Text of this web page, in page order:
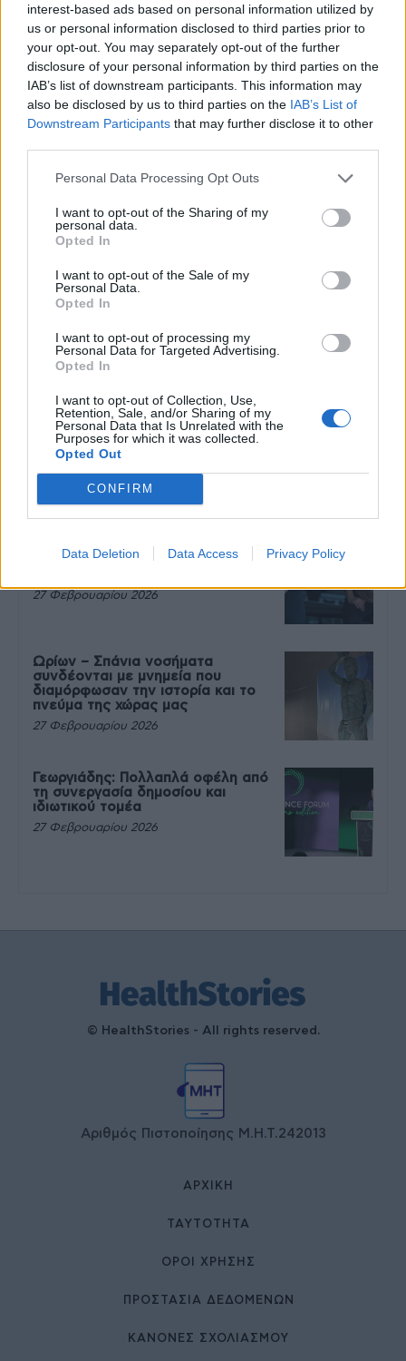
interest-based ads based on personal information utilized by
us or personal information disclosed to third parties prior to
your opt-out. You may separately opt-out of the further
disclosure of your personal information by third parties on the
IAB’s list of downstream participants. This information may
also be disclosed by us to third parties on the IAB’s List of
Downstream Participants that may further disclose it to other
Personal Data Processing Opt Outs
I want to opt-out of the Sharing of my
personal data.
Opted In
I want to opt-out of the Sale of my
Personal Data.
Opted In
I want to opt-out of processing my
Personal Data for Targeted Advertising.
Opted In
I want to opt-out of Collection, Use,
Retention, Sale, and/or Sharing of my
Personal Data that Is Unrelated with the
Purposes for which it was collected.
Opted Out
CONFIRM
Data Deletion Data Access Privacy Policy
25 Φεβρουαρίου 2026
ΠΟΛΙΤΙΚΉ ΥΓΕΊΑΣ
Ζάκυνθος: Σε αναστολή
καθηκόντων η παιδίατρος –
Εκτός κινδύνου το μωράκι
25 Φεβρουαρίου 2026
Τελευταία Νέα
9 πράγματα που δεν πρέπει να
27 Φεβρουαρίου 2026
Πάνω από 100 μωρά έχουν
γεννηθεί μέσω εξωσωματικής, με
την υποστήριξη της Be-Live
Μεταπροπονητική πείνα: Ο λόγος
που θέλεις να καταβροχθίσεις τα
27 Φεβρουαρίου 2026
Ωρίων – Σπάνια νοσήματα
συνδέονται με μνημεία που
διαμόρφωσαν την ιστορία και το
πνεύμα της χώρας μας
27 Φεβρουαρίου 2026
Γεωργιάδης: Πολλαπλά οφέλη από
τη συνεργασία δημοσίου και
ιδιωτικού τομέα
27 Φεβρουαρίου 2026
© HealthStories - All rights reserved.
Αριθμός Πιστοποίησης Μ.Η.Τ.242013
ΑΡΧΙΚΉ
ΤΑΥΤΌΤΗΤΑ
ΌΡΟΙ ΧΡΉΣΗΣ
ΠΡΟΣΤΑΣΙΑ ΔΕΔΟΜΕΝΩΝ
ΚΑΝΟΝΕΣ ΣΧΟΛΙΑΣΜΟΥ